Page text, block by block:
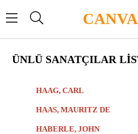
ÜNLÜ SANATÇILAR
HAAG, CARL
HAAS, MAURITZ DE
HABERLE, JOHN